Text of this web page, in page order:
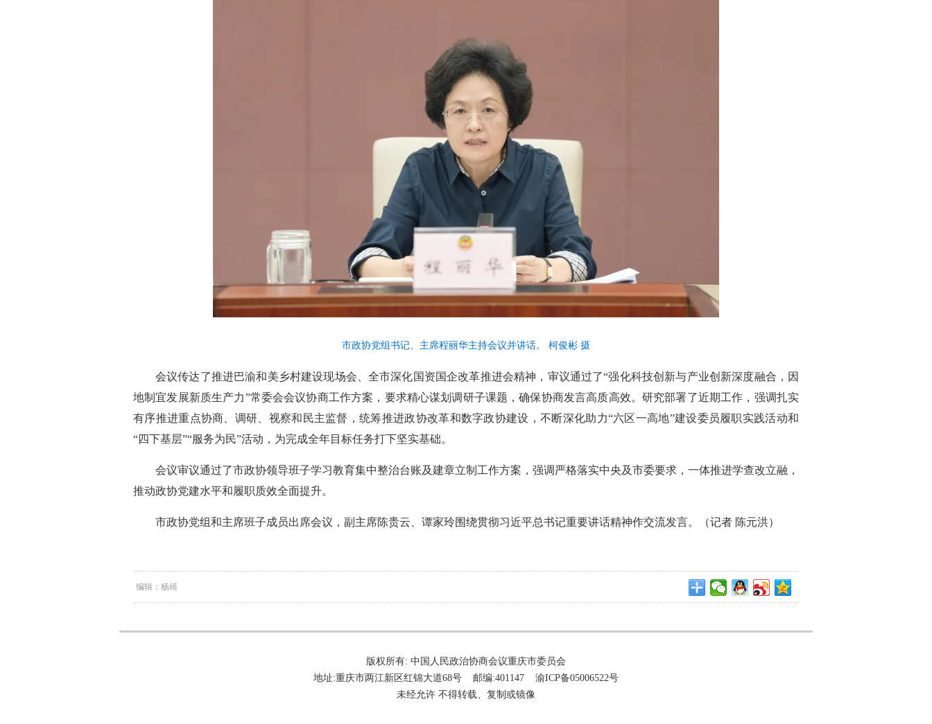
市政协党组书记、主席程丽华主持会议并讲话。 柯俊彬 摄
会议传达了推进巴渝和美乡村建设现场会、全市深化国资国企改革推进会精神，审议通过了“强化科技创新与产业创新深度融合，因
地制宜发展新质生产力”常委会会议协商工作方案，要求精心谋划调研子课题，确保协商发言高质高效。研究部署了近期工作，强调扎实
有序推进重点协商、调研、视察和民主监督，统筹推进政协改革和数字政协建设，不断深化助力“六区一高地”建设委员履职实践活动和
“四下基层”“服务为民”活动，为完成全年目标任务打下坚实基础。
会议审议通过了市政协领导班子学习教育集中整治台账及建章立制工作方案，强调严格落实中央及市委要求，一体推进学查改立融，
推动政协党建水平和履职质效全面提升。
市政协党组和主席班子成员出席会议，副主席陈贵云、谭家玲围绕贯彻习近平总书记重要讲话精神作交流发言。（记者 陈元洪）
编辑：杨靖
版权所有: 中国人民政治协商会议重庆市委员会
地址:重庆市两江新区红锦大道68号 邮编:401147 渝ICP备05006522号
未经允许 不得转载、复制或镜像